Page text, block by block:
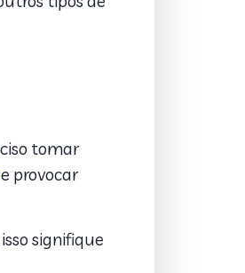
tomar
provocar
signifique